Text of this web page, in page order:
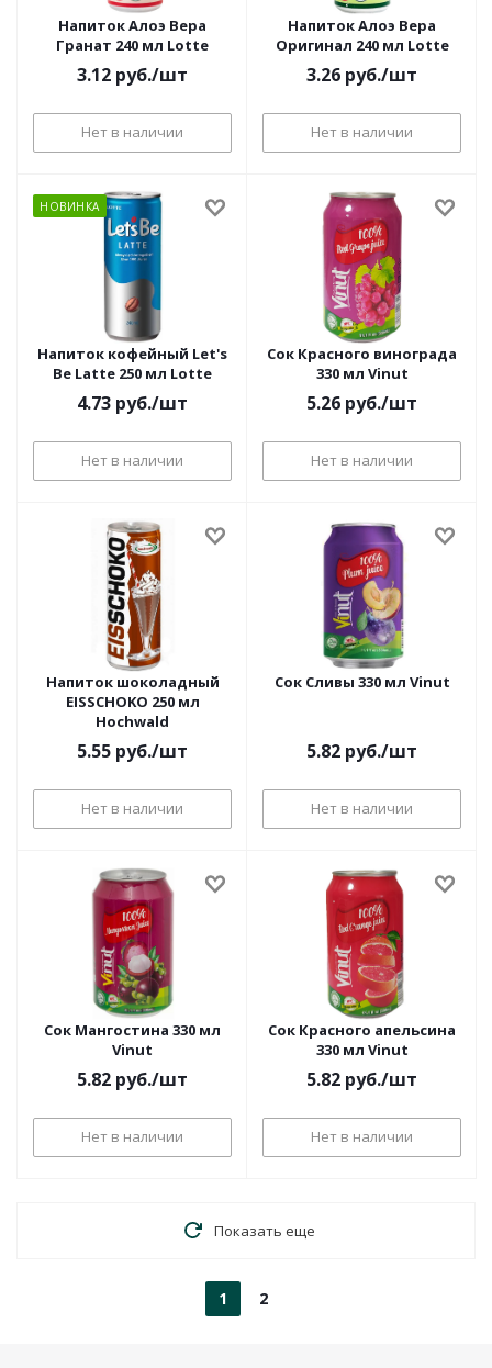
Напиток Алоэ Вера
Гранат 240 мл Lotte
3.12 руб./шт
Нет в наличии
Напиток Алоэ Вера
Оригинал 240 мл Lotte
3.26 руб./шт
Нет в наличии
НОВИНКА
Напиток кофейный Let's
Be Latte 250 мл Lotte
4.73 руб./шт
Нет в наличии
Сок Красного винограда
330 мл Vinut
5.26 руб./шт
Нет в наличии
Напиток шоколадный
EISSCHOKO 250 мл
Hochwald
5.55 руб./шт
Нет в наличии
Сок Сливы 330 мл Vinut
5.82 руб./шт
Нет в наличии
Сок Мангостина 330 мл
Vinut
5.82 руб./шт
Нет в наличии
Сок Красного апельсина
330 мл Vinut
5.82 руб./шт
Нет в наличии
Показать еще
1 2